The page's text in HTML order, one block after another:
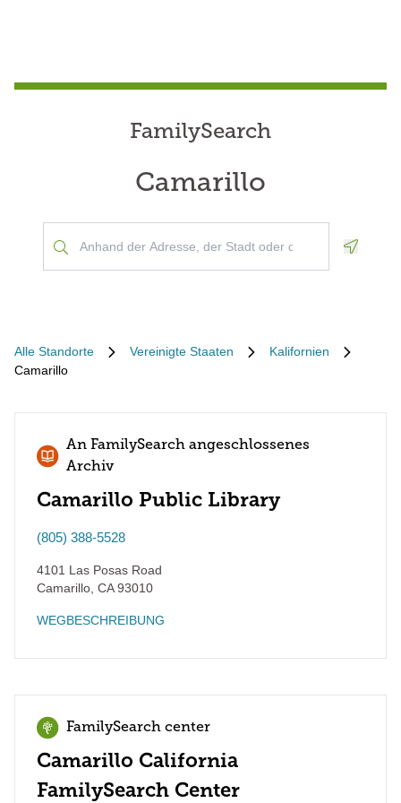
FamilySearch
Camarillo
Alle Standorte Vereinigte Staaten
Kalifornien
Camarillo
An FamilySearch angeschlossenes
Archiv
Camarillo Public Library
(805) 388-5528
4101 Las Posas Road
Camarillo CA93010
WEGBESCHREIBUNG
FamilySearch center
Camarillo California
FamilySearch Center